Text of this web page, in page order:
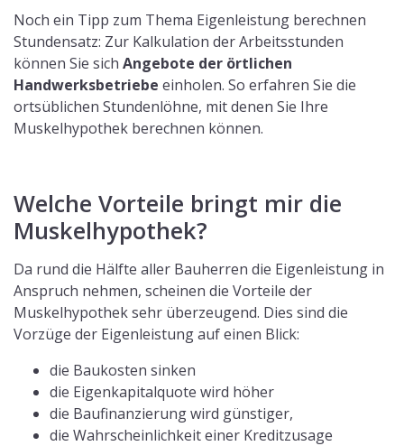
Noch ein Tipp zum Thema Eigenleistung berechnen
Stundensatz: Zur Kalkulation der Arbeitsstunden
können Sie sich Angebote der örtlichen
Handwerksbetriebe einholen. So erfahren Sie die
ortsüblichen Stundenlöhne, mit denen Sie Ihre
Muskelhypothek berechnen können.
Welche Vorteile bringt mir die
Muskelhypothek?
Da rund die Hälfte aller Bauherren die Eigenleistung in
Anspruch nehmen, scheinen die Vorteile der
Muskelhypothek sehr überzeugend. Dies sind die
Vorzüge der Eigenleistung auf einen Blick:
die Baukosten sinken
die Eigenkapitalquote wird höher
die Baufinanzierung wird günstiger,
die Wahrscheinlichkeit einer Kreditzusage